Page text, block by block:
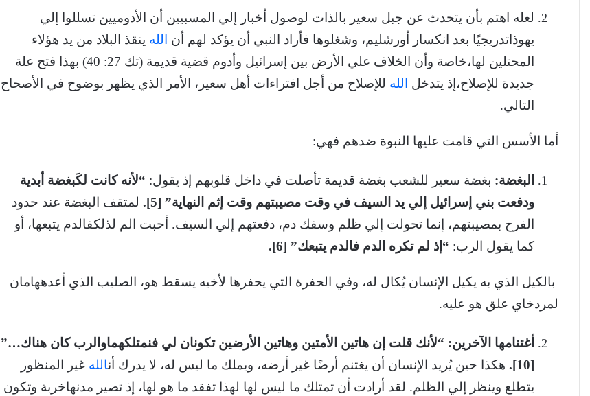
لعله اهتم بأن يتحدث عن جبل سعير بالذات لوصول أخبار إلي المسبيين أن الأدوميين تسللوا إلي
يهوذاتدريجيًا بعد انكسار أورشليم، وشغلوها فأراد النبي أن يؤكد لهم أن
الله ينقذ البلاد من يد هؤلاء
المحتلين لها،خاصة وأن الخلاف علي الأرض بين إسرائيل وأدوم قضية قديمة (تك 27: 40) بهذا فتح علة
جديدة للإصلاح،إذ يتدخل
الله للإصلاح من أجل افتراءات أهل سعير، الأمر الذي يظهر بوضوح في الأصحاح
التالي.
أما الأسس التي قامت عليها النبوة ضدهم فهي:
البغضة: بغضة سعير للشعب بغضة قديمة تأصلت في داخل قلوبهم إذ يقول: “لأنه كانت لكَبغضة أبدية
ودفعت بني إسرائيل إلي يد السيف في وقت مصيبتهم وقت إثم النهاية” [5].
لمتقف البغضة عند حدود
الفرح بمصيبتهم، إنما تحولت إلي ظلم وسفك دم، دفعتهم إلي السيف. أحبت الم لذلكفالدم يتبعها، أو
كما يقول الرب: “إذ لم تكره الدم فالدم يتبعك” [6].
بالكيل الذي به يكيل الإنسان يُكال له، وفي الحفرة التي يحفرها لأخيه يسقط هو، الصليب الذي أعدههامان
لمردخاي علق هو عليه.
أغتنامها الآخرين: “لأنك قلت إن هاتين الأمتين وهاتين الأرضين تكونان لي فنمتلكهماوالرب كان هناك…”
[10].
هكذا حين يُريد الإنسان أن يغتنم أرضًا غير أرضه، ويملك ما ليس له، لا يدرك أنالله غير المنظور
يتطلع وينظر إلي الظلم. لقد أرادت أن تمتلك ما ليس لها لهذا تفقد ما هو لها، إذ تصير مدنهاخربة وتكون